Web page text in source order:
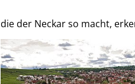
die der Neckar so macht,